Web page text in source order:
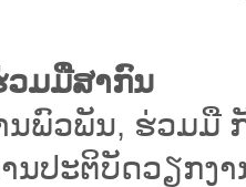
ວມມືສາກົນ
ພົວພັນ, ຮ່ວມມື ກັ
ນປະຕິບັດວຽກງ